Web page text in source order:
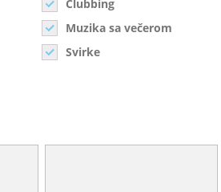
Clubbing
Muzika sa večerom
Svirke